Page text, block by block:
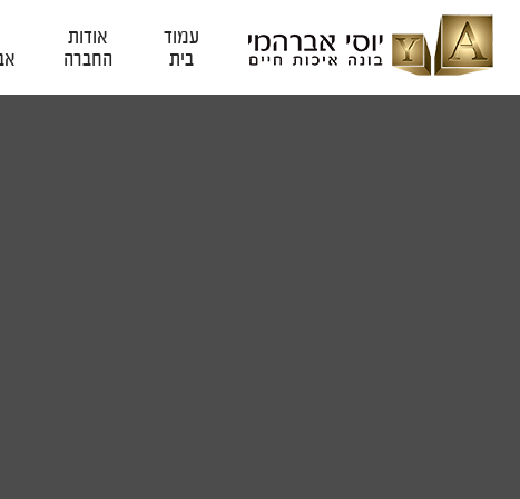
עמוד
בית
אודות
החברה